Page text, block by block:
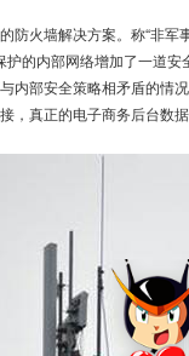
火墙解决方案。称“非军
的内部网络增加了一道
内部安全策略相矛盾的
真正的电子商务后台数据